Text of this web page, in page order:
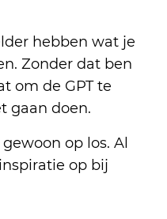
hebben wat je
Zonder dat ben
om de GPT te
gaan doen.
op los. Al
op bij